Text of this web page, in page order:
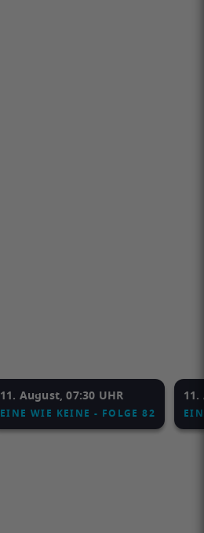
11. August, 07:30 UHR
EINE WIE KEINE - FOLGE 82
11.